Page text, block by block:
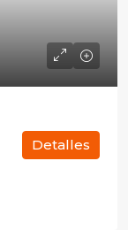
Detalles